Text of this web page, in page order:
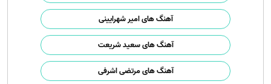
آهنگ های امیر شهرایینی
آهنگ های سعید شریعت
آهنگ های مرتضی اشرفی